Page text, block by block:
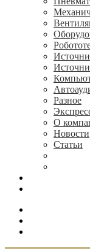
Разное
О
Новости
Статьи